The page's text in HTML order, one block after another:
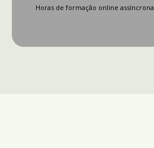
Horas de formação online assíncrona